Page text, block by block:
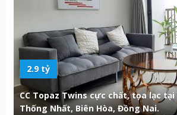
2.9 tỷ
CC Topaz Twins cực chất, tọa lạc tại
Thống Nhất, Biên Hòa, Đồng Nai.